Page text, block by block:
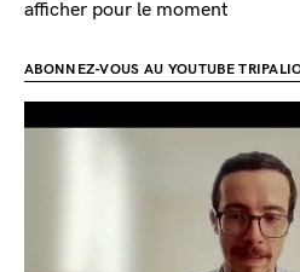
afficher pour le moment
ABONNEZ-VOUS AU YOUTUBE